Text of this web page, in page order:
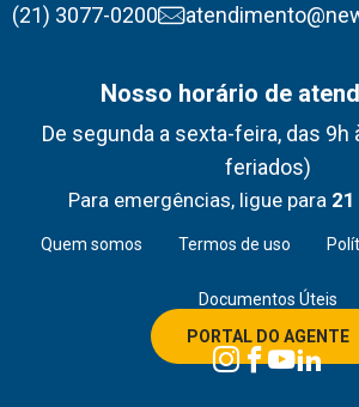
(21) 3077-0200
Nosso horário de
De segunda a sexta-feira, das
feriados)
Para emergências, ligue para
Quem somos Termos de uso
Documentos Úteis
PORTAL DO AGENTE